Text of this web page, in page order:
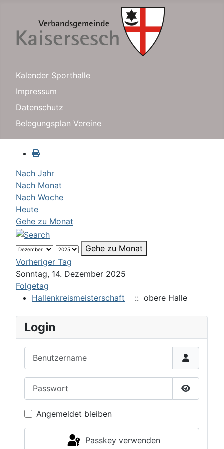
Kalender Sporthalle
Impressum
Datenschutz
Belegungsplan Vereine
Nach Jahr
Nach Monat
Nach Woche
Heute
Gehe zu Monat
Gehe zu Monat
Vorheriger Tag
Sonntag, 14. Dezember 2025
Folgetag
Hallenkreismeisterschaft
:: obere Halle
Login
Passwort
Angemeldet bleiben
Passkey verwenden